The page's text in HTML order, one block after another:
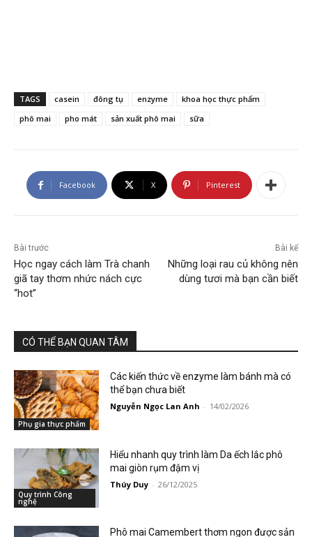
TAGS casein đông tụ enzyme
khoa học thực phẩm
phô mai
pho mát sản xuất phô mai sữa
Facebook X Pinterest
Bài trước
Học ngay cách làm Trà chanh
giã tay thơm nhức nách cực
“hot”
Bài kế
Những loại rau củ không nên
dùng tươi mà bạn cần biết
CÓ THỂ BẠN QUAN TÂM
Phụ gia thực phẩm
Các kiến thức về enzyme làm bánh mà có
thể bạn chưa biết
Nguyễn Ngọc Lan Anh - 14/02/2026
Quy trình Công
nghệ
Hiểu nhanh quy trình làm Da ếch lắc phô
mai giòn rụm đậm vị
Thúy Duy - 26/12/2025
Phô mai Camembert thơm ngon được sản